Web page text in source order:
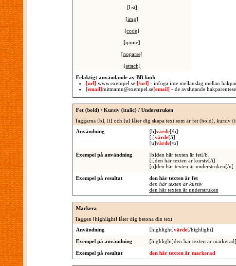
[list]
[img]
[code]
[quote]
[noparse]
[attach]
Felaktigt användande av BB-kod:
[url] www.exempel.se [/url] - infoga inte mellanslag mellan
[email]mittnamn@exempel.se[email] - de avslutande
Fet (bold) / Kursiv (italic) / Understruken
Taggarna [b], [i] och [u] låter dig skapa text som är fet (bold), kursiv
Användning
[b]värde[/b]
[i]värde[/i]
[u]värde[/u]
Exempel på användning
[b]den här texten är fet[/b]
[i]den här texten är kursiv[/i]
[u]den här texten är understruken[/u]
Exempel på resultat
den här texten är fet
den här texten är kursiv
den här texten är understruken
Markera
Taggen [highlight] låter dig betona din text.
Användning
[highlight]värde[/highlight]
Exempel på användning
[highlight]den här texten är
Exempel på resultat
den här texten är markerad